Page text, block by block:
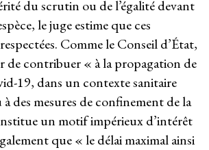
du scrutin ou de l’égalité devant
le juge estime que ces
Comme le Conseil d’État,
de contribuer « à la propagation de
19, dans un contexte sanitaire
des mesures de confinement de la
un motif impérieux d’intérêt
que « le délai maximal ainsi